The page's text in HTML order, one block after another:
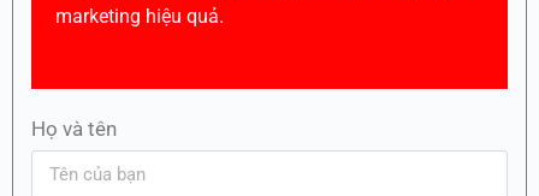
marketing hiệu quả.
Họ và tên